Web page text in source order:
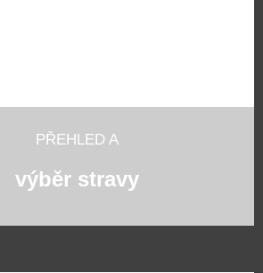
PŘEHLED A
výběr stravy